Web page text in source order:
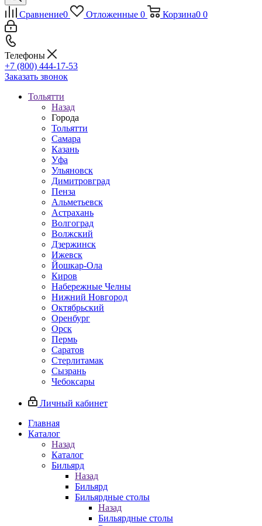
Сравнение0 Отложенные 0 Корзина0 0
Телефоны
+7 (800) 444-17-53
Заказать звонок
Тольятти
Назад
Города
Тольятти
Самара
Казань
Уфа
Ульяновск
Димитровград
Пенза
Альметьевск
Астрахань
Волгоград
Волжский
Дзержинск
Ижевск
Йошкар-Ола
Киров
Набережные Челны
Нижний Новгород
Октябрьский
Оренбург
Орск
Пермь
Саратов
Стерлитамак
Сызрань
Чебоксары
Личный кабинет
Главная
Каталог
Назад
Каталог
Бильярд
Назад
Бильярд
Бильярдные столы
Назад
Бильярдные столы